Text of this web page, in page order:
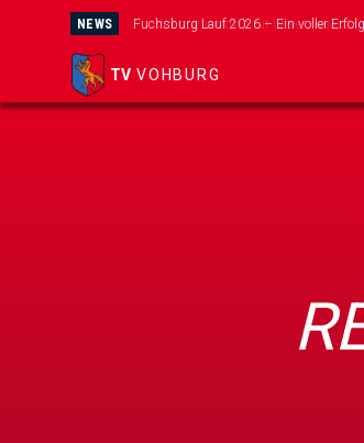
NEWS Wir suchen dich für unser neues Mini-
TV VOHBURG